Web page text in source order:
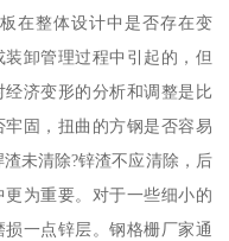
在整体设计中是否存在变
卸管理过程中引起的，但
济变形的分析和调整是比
固，扭曲的方钢是否容易
未清除?锌渣不应清除，后
为重要。对于一些细小的
一点锌层。钢格栅厂家通